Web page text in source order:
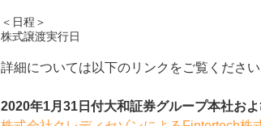
＜日程＞
株式譲渡実行日
詳細については以下のリンクをご覧ください
2020年1月31日付大和証券グループ本社お